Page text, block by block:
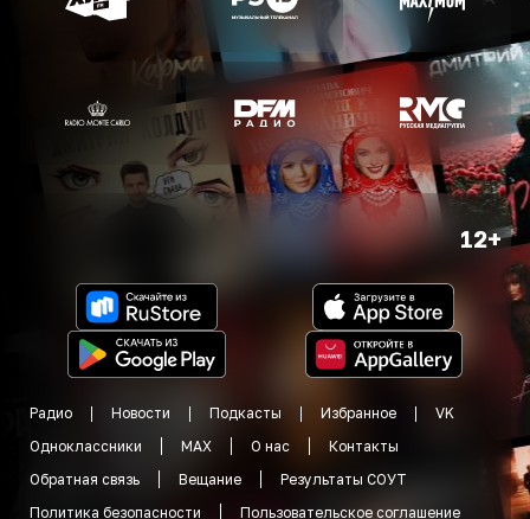
12+
Радио Новости Подкасты Избранное
VK
Одноклассники
MAX О нас
Контакты
Обратная связь
Вещание
Результаты СОУТ
Политика безопасности
Пользовательское соглашение